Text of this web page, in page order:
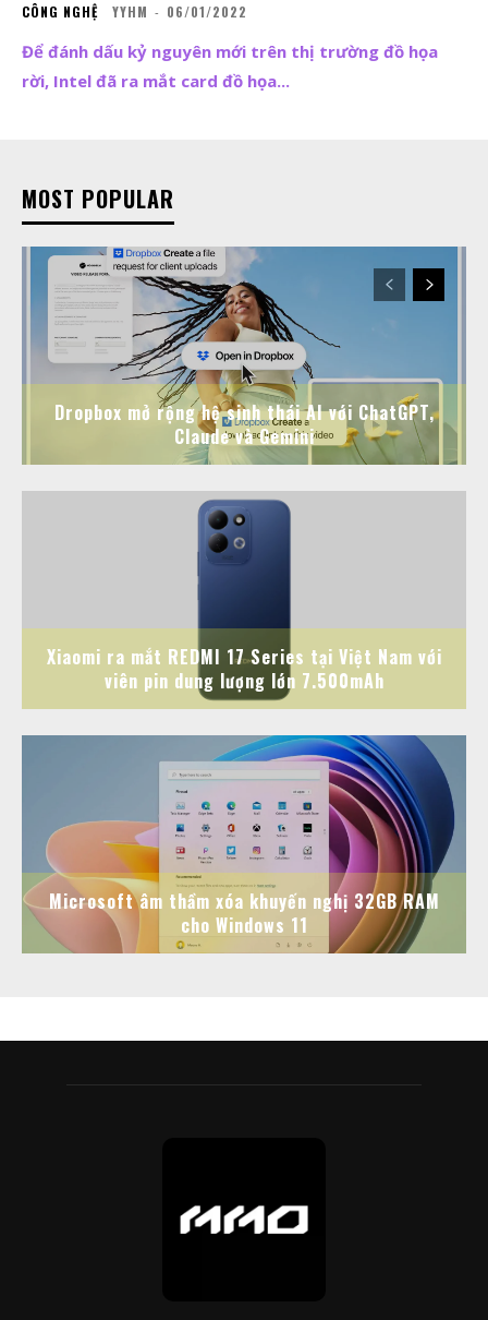
CÔNG NGHỆ YYHM - 06/01/2022
Để đánh dấu kỷ nguyên mới trên thị trường đồ họa
rời, Intel đã ra mắt card đồ họa...
MOST POPULAR
Dropbox mở rộng hệ sinh thái AI với ChatGPT,
Claude và Gemini
Xiaomi ra mắt REDMI 17 Series tại Việt Nam với
viên pin dung lượng lớn 7.500mAh
Microsoft âm thầm xóa khuyến nghị 32GB RAM
cho Windows 11